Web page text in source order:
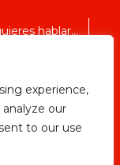
experience,
our
to our use